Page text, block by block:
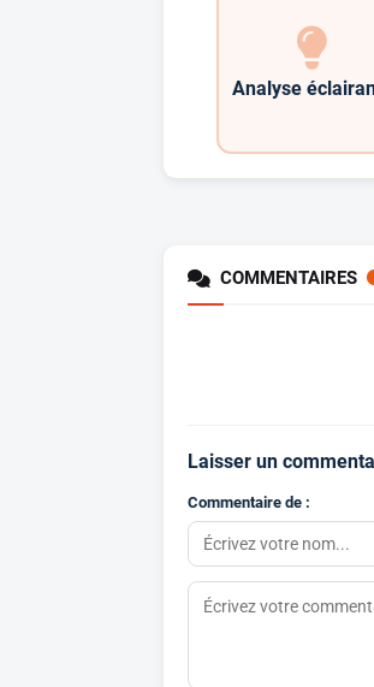
Analyse
COMMENTAIRES
Laisser un
Commentaire de :